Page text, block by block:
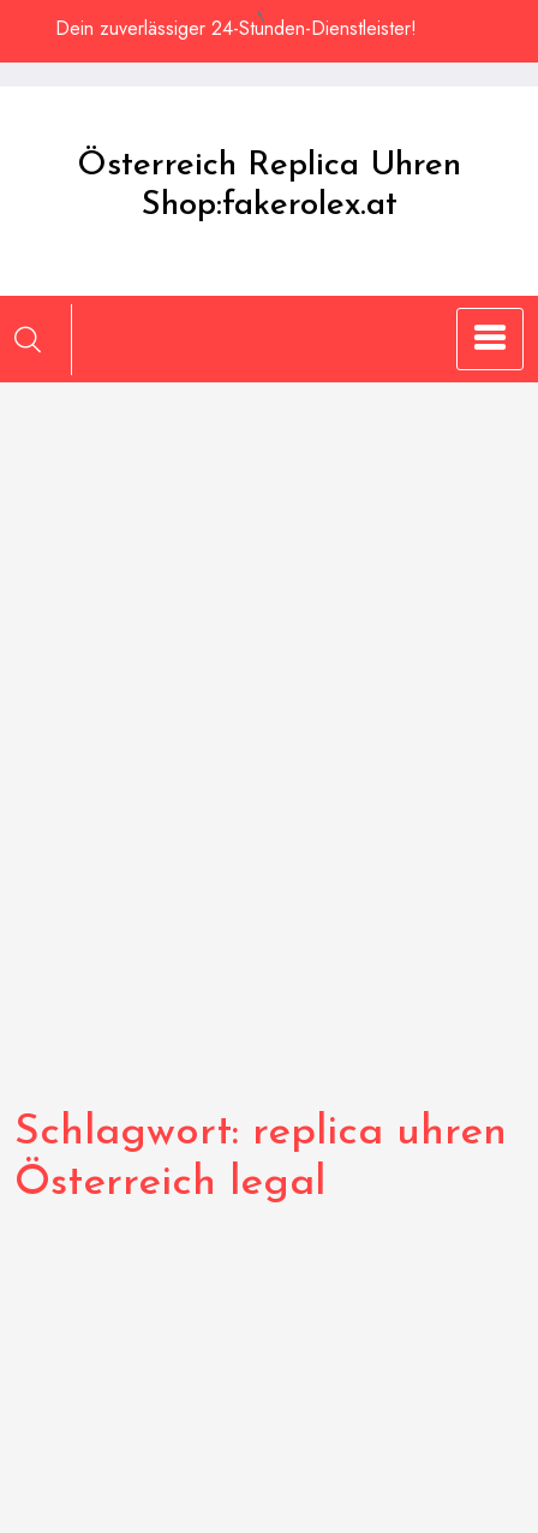
Dein zuverlässiger 24-Stunden-Dienstleister!
Österreich Replica Uhren
Shop:fakerolex.at
Schlagwort: replica uhren
Österreich legal